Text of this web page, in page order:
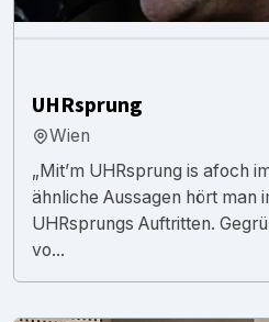
UHRsprung
Wien
„Mit’m UHRsprung is afoch
ähnliche Aussagen hört man
UHRsprungs Auftritten.
vo...